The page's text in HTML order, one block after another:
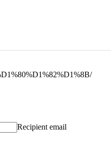
Recipient email